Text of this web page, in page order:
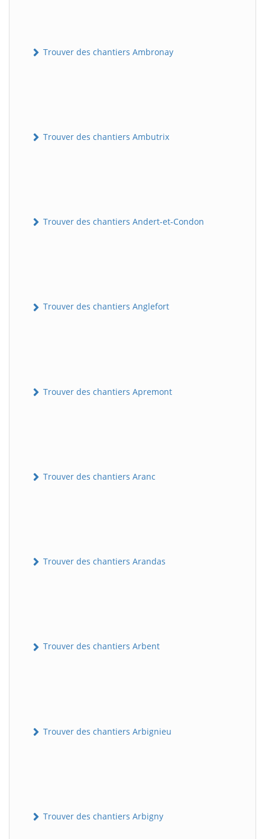
Trouver des chantiers Ambronay
Trouver des chantiers Ambutrix
Trouver des chantiers Andert-et-Condon
Trouver des chantiers Anglefort
Trouver des chantiers Apremont
Trouver des chantiers Aranc
Trouver des chantiers Arandas
Trouver des chantiers Arbent
Trouver des chantiers Arbignieu
Trouver des chantiers Arbigny